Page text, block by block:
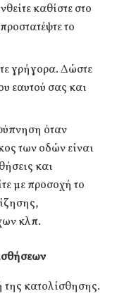
καθίστε στο
το
γρήγορα. Δώστε
εαυτού σας και
όταν
των οδών είναι
και
με προσοχή το
κλπ.
της κατολίσθησης.